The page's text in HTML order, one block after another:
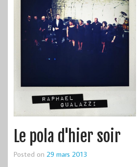
Le pola d'hier soir
Posted on 29 mars 2013